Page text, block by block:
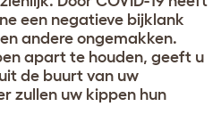
een negatieve bijklank
andere ongemakken.
apart te houden, geeft u
de buurt van uw
zullen uw kippen hun